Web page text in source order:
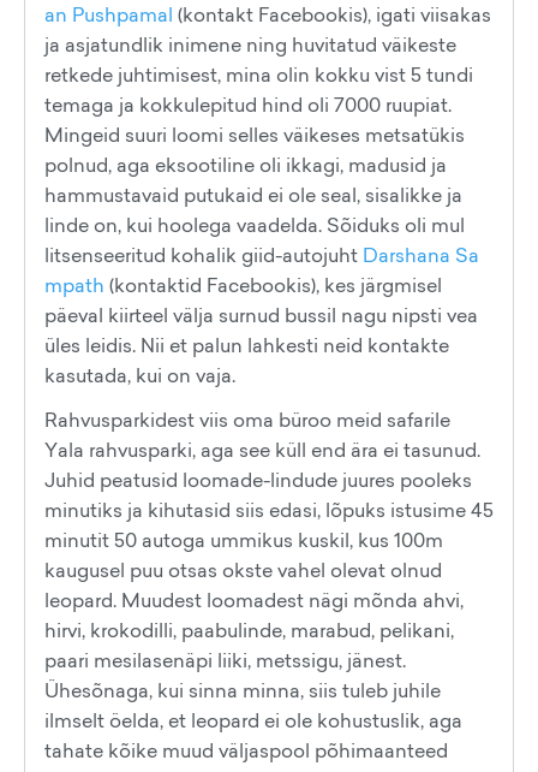
an Pushpamal (kontakt Facebookis), igati viisakas
ja asjatundlik inimene ning huvitatud väikeste
retkede juhtimisest, mina olin kokku vist 5 tundi
temaga ja kokkulepitud hind oli 7000 ruupiat.
Mingeid suuri loomi selles väikeses metsatükis
polnud, aga eksootiline oli ikkagi, madusid ja
hammustavaid putukaid ei ole seal, sisalikke ja
linde on, kui hoolega vaadelda. Sõiduks oli mul
litsenseeritud kohalik giid-autojuht Darshana Sa
mpath (kontaktid Facebookis), kes järgmisel
päeval kiirteel välja surnud bussil nagu nipsti vea
üles leidis. Nii et palun lahkesti neid kontakte
kasutada, kui on vaja.
Rahvusparkidest viis oma büroo meid safarile
Yala rahvusparki, aga see küll end ära ei tasunud.
Juhid peatusid loomade-lindude juures pooleks
minutiks ja kihutasid siis edasi, lõpuks istusime 45
minutit 50 autoga ummikus kuskil, kus 100m
kaugusel puu otsas okste vahel olevat olnud
leopard. Muudest loomadest nägi mõnda ahvi,
hirvi, krokodilli, paabulinde, marabud, pelikani,
paari mesilasenäpi liiki, metssigu, jänest.
Ühesõnaga, kui sinna minna, siis tuleb juhile
ilmselt öelda, et leopard ei ole kohustuslik, aga
tahate kõike muud väljaspool põhimaanteed